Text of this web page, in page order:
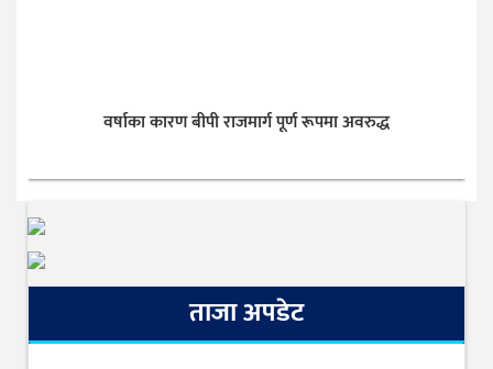
वर्षाका कारण बीपी राजमार्ग पूर्ण रूपमा अवरुद्ध
ताजा अपडेट